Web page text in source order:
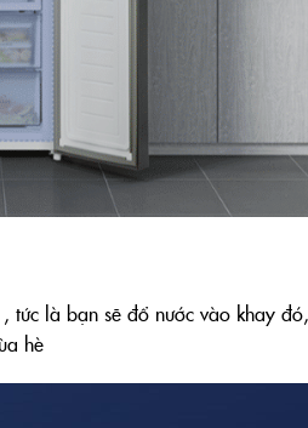
tức là bạn sẽ đổ nước vào khay
hè